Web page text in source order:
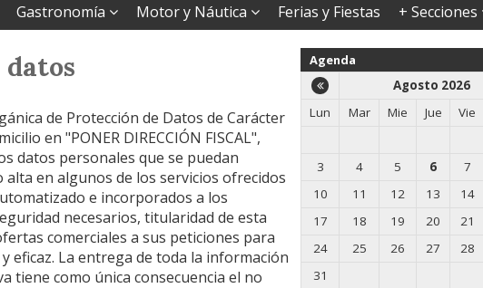
Gastronomía Motor y Náutica Ferias y Fiestas + Secciones
de Protección de Datos de Carácter
en "PONER DIRECCIÓN FISCAL",
datos personales que se puedan
en algunos de los servicios ofrecidos
e incorporados a los
necesarios, titularidad de esta
comerciales a sus peticiones para
eficaz. La entrega de toda la información
tiene como única consecuencia el no
Agenda
Agosto 2026
Lun
Mar Mie Jue Vie
3
4 5 6 7
10
11 12 13 14
17
18 19 20 21
24
25 26 27 28
31